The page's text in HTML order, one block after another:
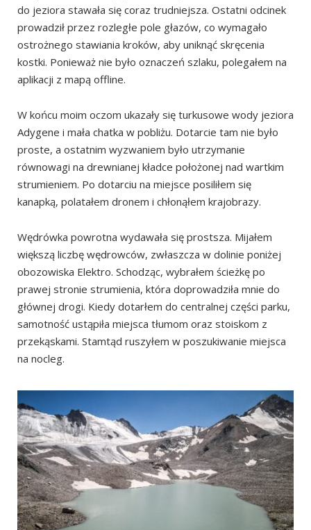
do jeziora stawała się coraz trudniejsza. Ostatni odcinek
prowadził przez rozległe pole głazów, co wymagało
ostrożnego stawiania kroków, aby uniknąć skręcenia
kostki. Ponieważ nie było oznaczeń szlaku, polegałem na
aplikacji z mapą offline.
W końcu moim oczom ukazały się turkusowe wody jeziora
Adygene i mała chatka w pobliżu. Dotarcie tam nie było
proste, a ostatnim wyzwaniem było utrzymanie
równowagi na drewnianej kładce położonej nad wartkim
strumieniem. Po dotarciu na miejsce posiliłem się
kanapką, polatałem dronem i chłonąłem krajobrazy.
Wędrówka powrotna wydawała się prostsza. Mijałem
większą liczbę wędrowców, zwłaszcza w dolinie poniżej
obozowiska Elektro. Schodząc, wybrałem ścieżkę po
prawej stronie strumienia, która doprowadziła mnie do
głównej drogi. Kiedy dotarłem do centralnej części parku,
samotność ustąpiła miejsca tłumom oraz stoiskom z
przekąskami. Stamtąd ruszyłem w poszukiwanie miejsca
na nocleg.